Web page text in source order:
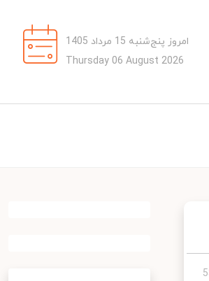
امروز پنج‌شنبه 15 مرداد 1405
Thursday 06 August 2026